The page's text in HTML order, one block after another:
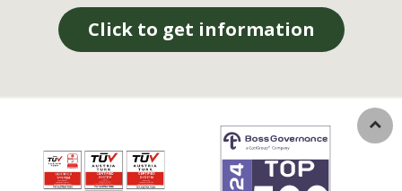
Click to get information